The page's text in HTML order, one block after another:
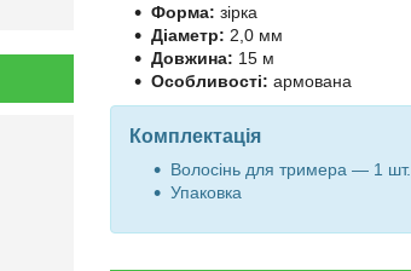
Форма: зірка
Діаметр: 2,0 мм
Довжина: 15 м
Особливості: армована
Комплектація
Волосінь для тримера — 1 шт.
Упаковка